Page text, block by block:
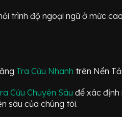
trình độ ngoại ngữ ở mức
Tra Cứu Nhanh trên Nền
Cứu Chuyên Sâu để xác định
sâu của chúng tôi.